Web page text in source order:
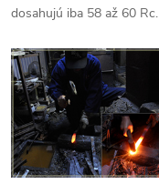
dosahujú iba 58 až 60 Rc.